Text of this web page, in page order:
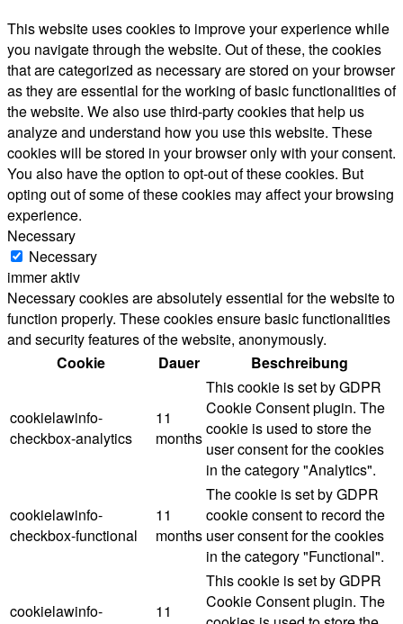
This website uses cookies to improve your experience while
you navigate through the website. Out of these, the cookies
that are categorized as necessary are stored on your browser
as they are essential for the working of basic functionalities of
the website. We also use third-party cookies that help us
analyze and understand how you use this website. These
cookies will be stored in your browser only with your consent.
You also have the option to opt-out of these cookies. But
opting out of some of these cookies may affect your browsing
experience.
Necessary
Necessary
immer aktiv
Necessary cookies are absolutely essential for the website to
function properly. These cookies ensure basic functionalities
and security features of the website, anonymously.
Cookie
Dauer Beschreibung
cookielawinfo-
checkbox-analytics
11
months
This cookie is set by GDPR
Cookie Consent plugin. The
cookie is used to store the
user consent for the cookies
in the category "Analytics".
cookielawinfo-
checkbox-functional
11
months
The cookie is set by GDPR
cookie consent to record the
user consent for the cookies
in the category "Functional".
cookielawinfo-
11
This cookie is set by GDPR
Cookie Consent plugin. The